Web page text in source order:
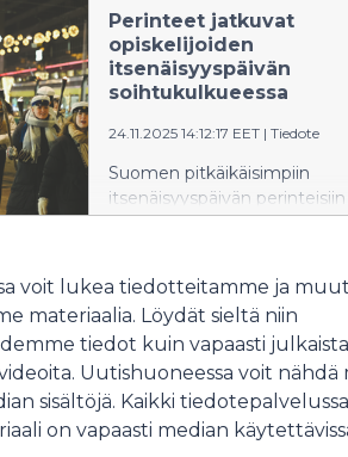
18 Helsingin Kauppatorin
laidalla. Lakin Mantan päähän
asettaa Helsingin yliopiston
opiskelijoista koostuva
myös järjestelee tapahtumaa.
Perinteet jatkuvat
opiskelijoiden
itsenäisyyspäivän
soihtukulkueessa
24.11.2025 14:12:17 EET | Tiedote
Suomen pitkäikäisimpiin
itsenäisyyspäivän perinteisiin
lukeutuva opiskelijoiden
Helsingin halki 6.12.2025.
vaikuttaa
Helsingin keskustassa noin klo
16.30–17.30 välisenä aikana.
voit lukea tiedotteitamme ja
materiaalia. Löydät sieltä niin
tiedot kuin vapaasti
Uutishuoneessa voit nähdä
sisältöjä. Kaikki tiedotepalvelussa
on vapaasti median